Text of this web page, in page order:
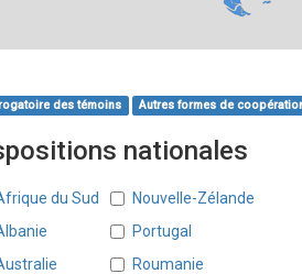
des témoins Autres formes de
nationales
du Sud
Nouvelle-Zélande
Portugal
Roumanie